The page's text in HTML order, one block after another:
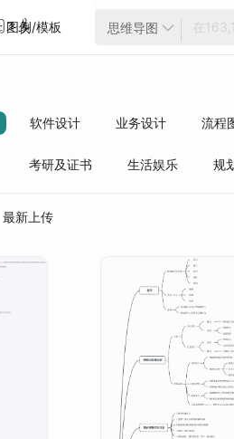
图例/模板 思维导图 
软件设计 业务设计
流程
考研及证书 生活娱乐 规
最新上传